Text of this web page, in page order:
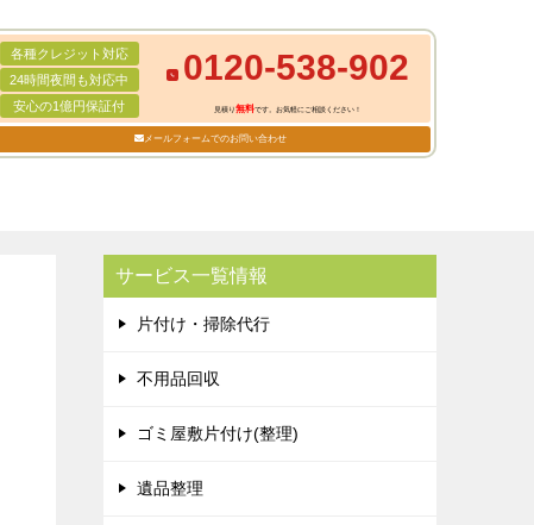
各種クレジット対応
24時間夜間も対応中
安心の1億円保証付
0120-538-902
見積り無料です。お気軽にご相談ください！
メールフォームでのお問い合わせ
サービス一覧情報
片付け・掃除代行
不用品回収
ゴミ屋敷片付け(整理)
遺品整理